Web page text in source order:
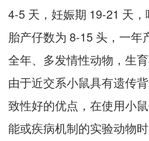
4-5 天，妊娠期 19-21 天
胎产仔数为 8-15 头，一年
全年、多发情性动物，生育
由于近交系小鼠具有遗传
致性好的优点，在使用小
能或疾病机制的实验动物